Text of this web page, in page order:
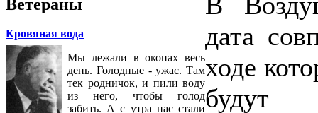
Ветераны
Кровяная вода
Мы лежали в окопах весь
день. Голодные - ужас. Там
тек родничок, и пили воду
из него, чтобы голод
забить. А с утра нас стали
дата
ходе
будут